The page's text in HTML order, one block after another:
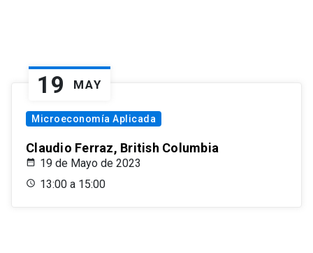
19 MAY
Microeconomía Aplicada
Claudio Ferraz, British Columbia
19 de Mayo de 2023
13:00 a 15:00